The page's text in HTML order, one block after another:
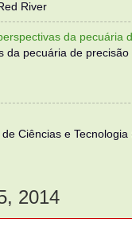
River
da pecuária
da pecuária de
Ciências e
2014